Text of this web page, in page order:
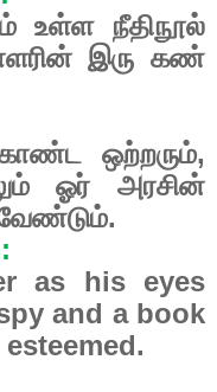
உள்ள
நீதிநூல்
இரு கண்
ஒற்றரும்,
ஓர்
அரசின்
as his eyes
and a book